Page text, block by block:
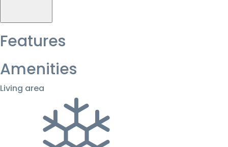
Features
Amenities
Living area